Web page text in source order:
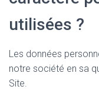
utilisées ?
Les données
notre société en sa
Site.